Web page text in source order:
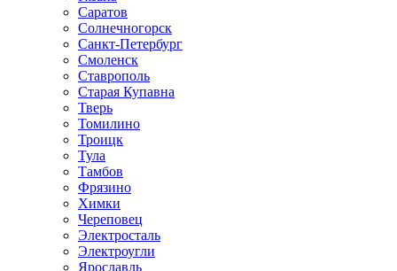
Саратов
Солнечногорск
Санкт-Петербург
Смоленск
Ставрополь
Старая Купавна
Тверь
Томилино
Троицк
Тула
Тамбов
Фрязино
Химки
Череповец
Электросталь
Электроугли
Ярославль